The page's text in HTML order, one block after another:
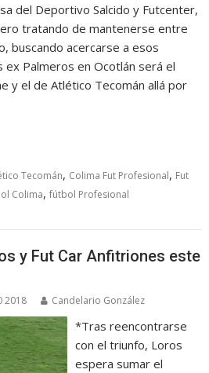
del Deportivo Salcido y Futcenter,
tratando de mantenerse entre
buscando acercarse a esos
Palmeros en Ocotlán será el
y el de Atlético Tecomán allá por
Tecomán, Colima Fut Profesional, Fut
Colima,fútbol Profesional
y Fut Car Anfitriones este
2018 Candelario González
*Tras reencontrarse
con el triunfo, Loros
espera sumar el